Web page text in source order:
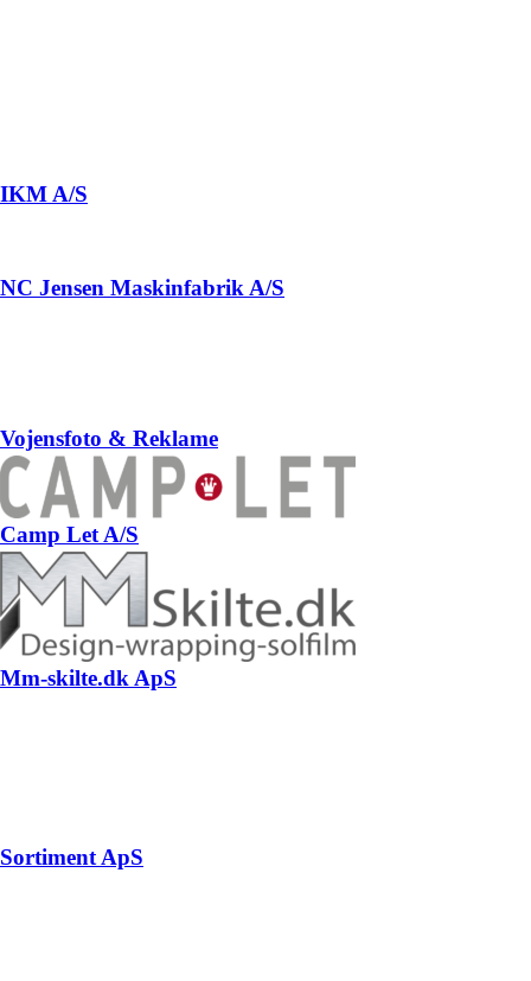
IKM A/S
NC Jensen Maskinfabrik A/S
Vojensfoto & Reklame
Camp Let A/S
Mm-skilte.dk ApS
Sortiment ApS